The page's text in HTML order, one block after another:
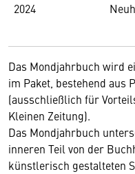
2024
Das Mondjahrbuch wird
im Paket, bestehend aus
(ausschließlich für
Kleinen Zeitung).
Das Mondjahrbuch
inneren Teil von der
künstlerisch gestalteten